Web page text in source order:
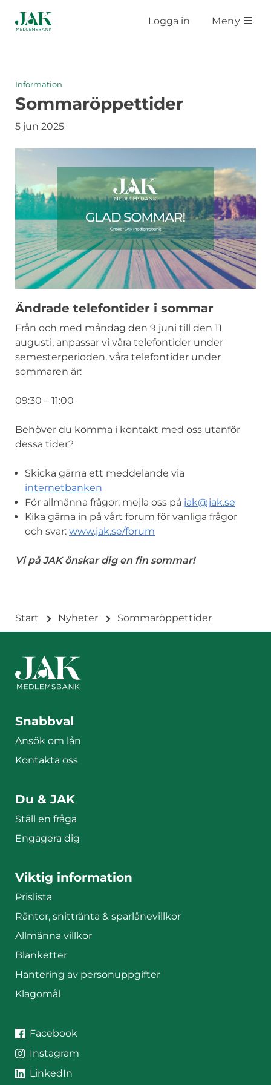
Meny
Logga in
Information
Sommaröppettider
5 jun 2025
Ändrade telefontider i sommar
Från och med måndag den 9 juni till den 11
augusti, anpassar vi våra telefontider under
semesterperioden. våra telefontider under
sommaren är:
09:30 – 11:00
Behöver du komma i kontakt med oss utanför
dessa tider?
Skicka gärna ett meddelande via
internetbanken
För allmänna frågor: mejla oss på jak@jak.se
Kika gärna in på vårt forum för vanliga frågor
och svar: www.jak.se/forum
Vi på JAK önskar dig en fin sommar!
Start Nyheter Sommaröppettider
Sidfotsmeny
Snabbval
Ansök om lån
Kontakta oss
Du & JAK
Ställ en fråga
Engagera dig
Viktig information
Prislista
Räntor, snittränta & sparlånevillkor
Allmänna villkor
Blanketter
Hantering av personuppgifter
Klagomål
JAK på sociala medier
JAK på
Facebook
JAK på
Instagram
JAK på
LinkedIn